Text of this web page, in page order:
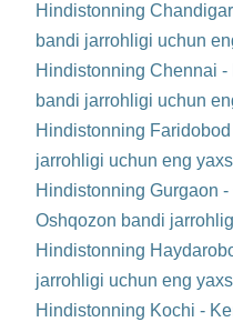
Hindistonning
bandi jarrohligi uchun
Hindistonning Chennai
bandi jarrohligi uchun
Hindistonning
jarrohligi uchun eng
Hindistonning Gurgaon
Oshqozon bandi
Hindistonning
jarrohligi uchun eng
Hindistonning Kochi -